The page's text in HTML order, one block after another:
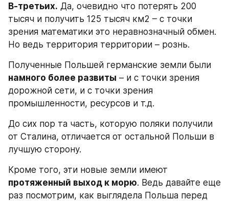
В-третьих. Да, очевидно что потерять 200
тысяч и получить 125 тысяч км2 – с точки
зрения математики это неравнозначный обмен.
Но ведь территория территории – рознь.
намного более развиты – и с точки зрения
дорожной сети, и с точки зрения
промышленности, ресурсов и т.д.
До сих пор та часть, которую поляки получили
от Сталина, отличается от остальной Польши в
лучшую сторону.
протяженный выход к морю. Ведь давайте еще
раз посмотрим, как выглядела Польша перед